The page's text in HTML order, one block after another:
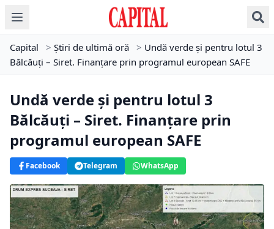
Capital > Știri de ultimă oră > Undă verde și pentru lotul 3
Bălcăuți – Siret. Finanțare prin programul european SAFE
Undă verde și pentru lotul 3
Bălcăuți – Siret. Finanțare prin
programul european SAFE
Facebook Telegram WhatsApp